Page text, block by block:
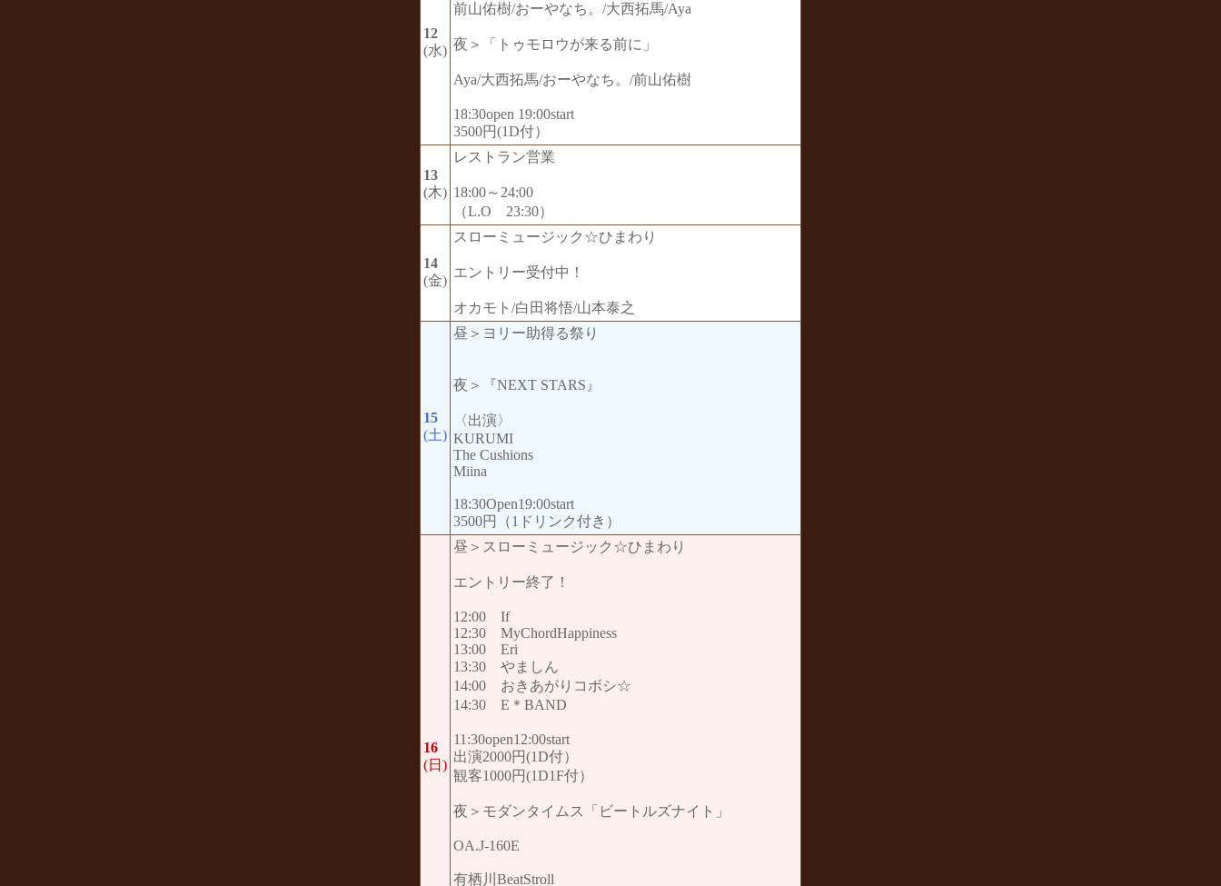
12
(水)
前山佑樹/おーやなち。/大西拓馬/Aya
夜＞「トゥモロウが来る前に」
Aya/大西拓馬/おーやなち。/前山佑樹
18:30open 19:00start
3500円(1D付）
13
(木)
レストラン営業
18:00～24:00
（L.O 23:30）
14
(金)
スローミュージック☆ひまわり
エントリー受付中！
オカモト/白田将悟/山本泰之
15
(土)
昼＞ヨリー助得る祭り
夜＞『NEXT STARS』
〈出演〉
KURUMI
The Cushions
Miina
18:30Open19:00start
3500円（1ドリンク付き）
16
(日)
昼＞スローミュージック☆ひまわり
エントリー終了！
12:00 If
12:30 MyChordHappiness
13:00 Eri
13:30 やましん
14:00 おきあがりコボシ☆
14:30 E＊BAND
11:30open12:00start
出演2000円(1D付）
観客1000円(1D1F付）
夜＞モダンタイムス「ビートルズナイト」
OA.J-160E
有栖川BeatStroll